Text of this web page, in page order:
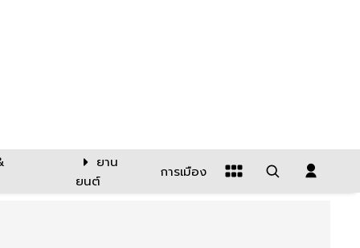
ยาน
ยนต์
การเมือง